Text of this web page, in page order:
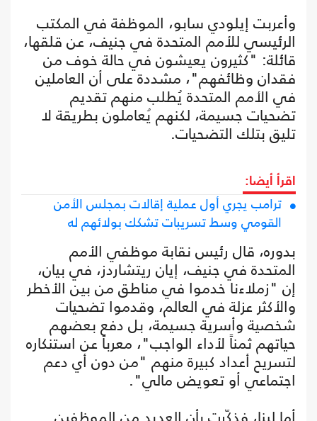
وأعربت إيلودي سابو، الموظفة في المكتب
الرئيسي للأمم المتحدة في جنيف، عن قلقها،
قائلة: "كثيرون يعيشون في حالة خوف من
فقدان وظائفهم"، مشددة على أن العاملين
في الأمم المتحدة يُطلب منهم تقديم
تضحيات جسيمة، لكنهم يُعاملون بطريقة لا
تليق بتلك التضحيات.
اقرأ أيضا:
ترامب يجري أول عملية إقالات بمجلس الأمن
القومي وسط تسريبات تشكك بولائهم له
بدوره، قال رئيس نقابة موظفي الأمم
المتحدة في جنيف، إيان ريتشاردز، في بيان،
إن "زملاءنا خدموا في مناطق من بين الأخطر
والأكثر عزلة في العالم، وقدموا تضحيات
شخصية وأسرية جسيمة، بل دفع بعضهم
حياتهم ثمناً لأداء الواجب"، معرباً عن استنكاره
لتسريح أعداد كبيرة منهم "من دون أي دعم
اجتماعي أو تعويض مالي".